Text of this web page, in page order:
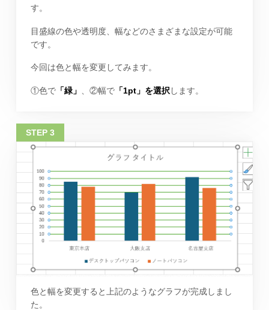
す。
目盛線の色や透明度、幅などのさまざまな設定が可能
です。
今回は色と幅を変更してみます。
①色で「緑」 、②幅で「1pt」を選択します。
色と幅を変更すると上記のようなグラフが完成しまし
た。